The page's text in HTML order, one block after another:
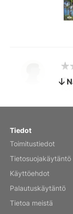
by charles
Tiedot
Toimitustiedot
Tietosuojakäytäntö
Käyttöehdot
Palautuskäytäntö
Tietoa meistä